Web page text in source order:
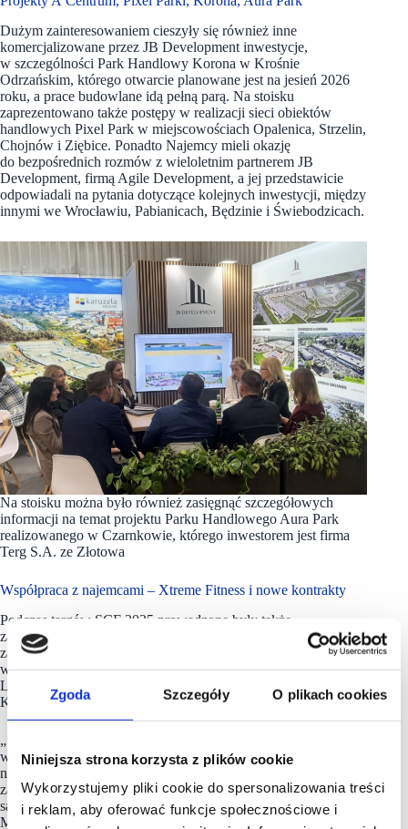
Zgoda Szczegóły O plikach cookies
Niniejsza strona korzysta z plików cookie
Wykorzystujemy pliki cookie do spersonalizowania treści
i reklam, aby oferować funkcje społecznościowe i
Dużym zainteresowaniem cieszyły się również inne
komercjalizowane przez JB Development inwestycje,
w szczególności Park Handlowy Korona w Krośnie
Odrzańskim, którego otwarcie planowane jest na jesień 2026
roku, a prace budowlane idą pełną parą. Na stoisku
zaprezentowano także postępy w realizacji sieci obiektów
handlowych Pixel Park w miejscowościach Opalenica, Strzelin,
Chojnów i Ziębice. Ponadto Najemcy mieli okazję
do bezpośrednich rozmów z wieloletnim partnerem JB
Development, firmą Agile Development, a jej przedstawicie
odpowiadali na pytania dotyczące kolejnych inwestycji, między
innymi we Wrocławiu, Pabianicach, Będzinie i Świebodzicach.
Na stoisku można było również zasięgnąć szczegółowych
informacji na temat projektu Parku Handlowego Aura Park
realizowanego w Czarnkowie, którego inwestorem jest firma
Terg S.A. ze Złotowa
Współpraca z najemcami – Xtreme Fitness i nowe kontrakty
Podczas targów SCF 2025 prowadzone były także
zaawansowane rozmowy z firmą Xtreme Fitness, które
zaowocowały finalizacją pakietu 8 umów najmu – 4
w rozbudowywanych obiektach sieci Karuzela (Września,
Lubliniec, Kołobrzeg, Ełk) oraz 4 w projektach partnerskich (
Krosno Odrzańskie, Opalenica, Strzelin, Chojnów, Czarnków).
„Spotkania podczas targów miały na celu omówienie bieżącej
współpracy, dalszych planów rozwoju oraz wspólnych działań
na nadchodzące miesiące. Cieszy nas otwartość,
zaangażowanie i gotowość do partnerskiego dialogu, które
są fundamentem trwałych relacji biznesowych” – podkreśla
Maria Tomczak, Dyrektor Operacyjny JB Development.